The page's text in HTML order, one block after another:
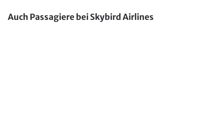
Auch Passagiere bei Skybird Airlines